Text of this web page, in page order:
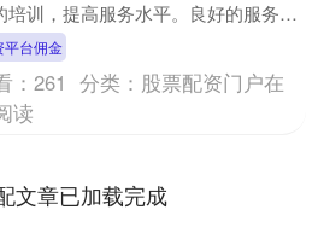
培训，提高服务水平。良好的服务不
以提升顾客的满意度，还能促进口碑
。顾客在....
平台佣金
：261 分类： 股票配资门户在
读
文章已加载完成